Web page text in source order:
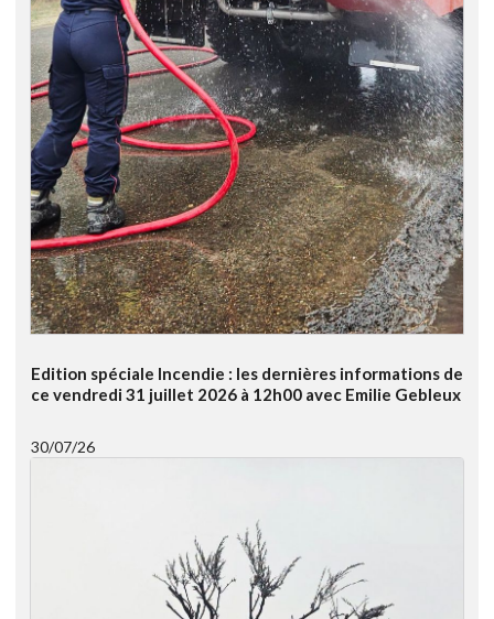
Edition spéciale Incendie : les dernières informations de
ce vendredi 31 juillet 2026 à 12h00 avec Emilie Gebleux
30/07/26